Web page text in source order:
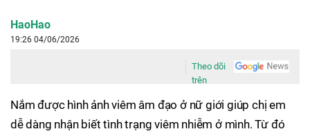
HaoHao
19:26 04/06/2026
Theo dõi
trên
Nắm được hình ảnh viêm âm đạo ở nữ giới giúp chị em
dễ dàng nhận biết tình trạng viêm nhiễm ở mình. Từ đó